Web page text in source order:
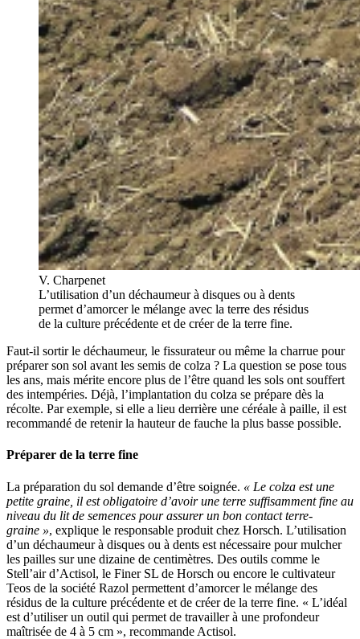
V. Charpenet
L’utilisation d’un déchaumeur à disques ou à dents
permet d’amorcer le mélange avec la terre des résidus
de la culture précédente et de créer de la terre fine.
Faut-il sortir le déchaumeur, le fissurateur ou même la charrue pour
préparer son sol avant les semis de colza ? La question se pose tous
les ans, mais mérite encore plus de l’être quand les sols ont souffert
des intempéries. Déjà, l’implantation du colza se prépare dès la
récolte. Par exemple, si elle a lieu derrière une céréale à paille, il est
recommandé de retenir la hauteur de fauche la plus basse possible.
Préparer de la terre fine
La préparation du sol demande d’être soignée. « Le colza est une
petite graine, il est obligatoire d’avoir une terre suffisamment fine au
niveau du lit de semences pour assurer un bon contact terre-
graine », explique le responsable produit chez Horsch. L’utilisation
d’un déchaumeur à disques ou à dents est nécessaire pour mulcher
les pailles sur une dizaine de centimètres. Des outils comme le
Stell’air d’Actisol, le Finer SL de Horsch ou encore le cultivateur
Teos de la société Razol permettent d’amorcer le mélange des
résidus de la culture précédente et de créer de la terre fine. « L’idéal
est d’utiliser un outil qui permet de travailler à une profondeur
maîtrisée de 4 à 5 cm », recommande Actisol.